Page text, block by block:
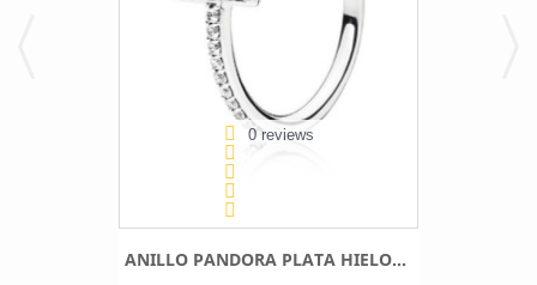
0 reviews
ANILLO PANDORA PLATA HIELO...